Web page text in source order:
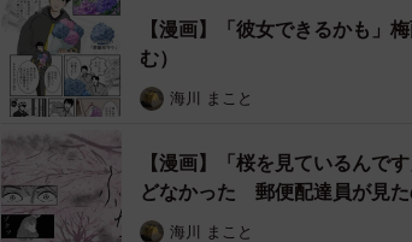
古くから、6月の6が付く日に紫陽花を水引で
言い伝えがあるのだそうです。その話を聞い
【漫画】「彼女できるかも」
む）
海川 まこと
【漫画】「桜を見ているんで
どなかった 郵便配達員が見た
海川 まこと